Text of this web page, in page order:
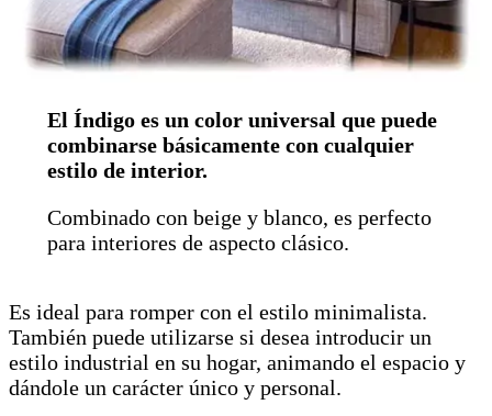
El Índigo es un color universal que puede
combinarse básicamente con cualquier
estilo de interior.
Combinado con beige y blanco, es perfecto
para interiores de aspecto clásico.
Es ideal para romper con el estilo minimalista.
También puede utilizarse si desea introducir un
estilo industrial en su hogar, animando el espacio y
dándole un carácter único y personal.